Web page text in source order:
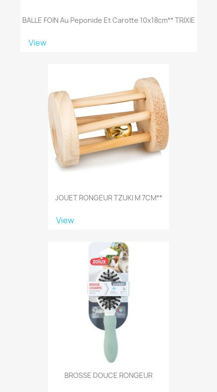
BALLE FOIN Au Peponide Et Carotte 10x18cm** TRIXIE
View
JOUET RONGEUR TZUKI M 7CM**
View
BROSSE DOUCE RONGEUR